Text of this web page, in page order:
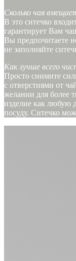
Сколько чая
В это ситечко
гарантирует Вам
Вы предпочитаете
не заполняйте
Как лучше всего
Просто снимите
с отверстиями от
желании для более
изделие как любую
посуду. Ситечко